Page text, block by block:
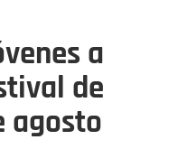
a
de
agosto